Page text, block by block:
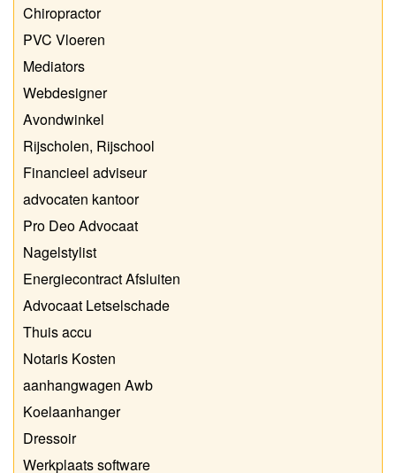
Chiropractor
PVC Vloeren
Mediators
Webdesigner
Avondwinkel
Rijscholen, Rijschool
Financieel adviseur
advocaten kantoor
Pro Deo Advocaat
Nagelstylist
Energiecontract Afsluiten
Advocaat Letselschade
Thuis accu
Notaris Kosten
aanhangwagen Awb
Koelaanhanger
Dressoir
Werkplaats software